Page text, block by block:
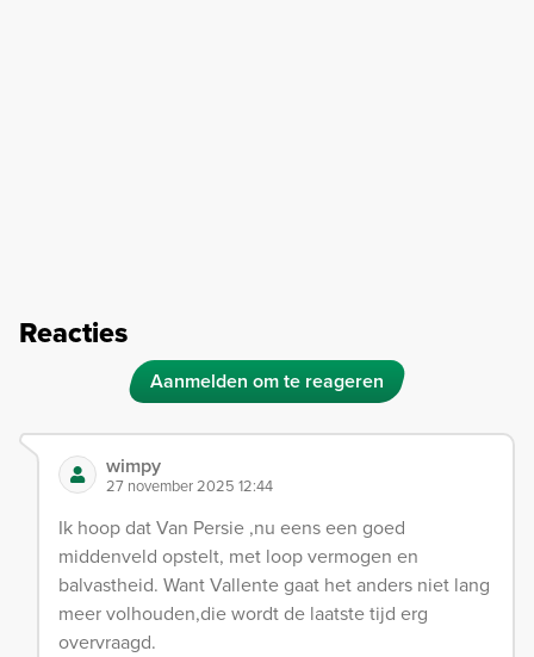
Reacties
Aanmelden om te reageren
wimpy
27 november 2025 12:44
Ik hoop dat Van Persie ,nu eens een goed
middenveld opstelt, met loop vermogen en
balvastheid. Want Vallente gaat het anders niet lang
meer volhouden,die wordt de laatste tijd erg
overvraagd.